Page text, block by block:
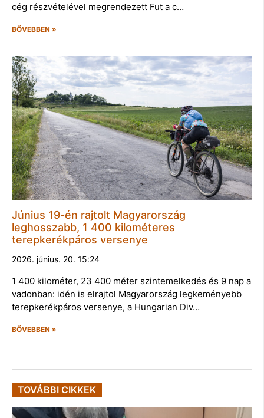
cég részvételével megrendezett Fut a c…
BŐVEBBEN »
Június 19-én rajtolt Magyarország
leghosszabb, 1 400 kilométeres
terepkerékpáros versenye
2026. június. 20. 15:24
1 400 kilométer, 23 400 méter szintemelkedés és 9 nap a
vadonban: idén is elrajtol Magyarország legkeményebb
terepkerékpáros versenye, a Hungarian Div…
BŐVEBBEN »
TOVÁBBI CIKKEK